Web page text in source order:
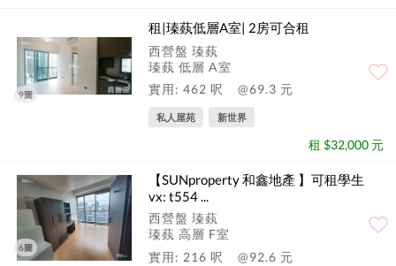
9圖
租|瑧蓺低層A室| 2房可合租
西營盤 瑧蓺
瑧蓺 低層 A室
實用: 462 呎
@69.3 元
私人屋苑 新世界
租 $32,000 元
6圖
【SUNproperty 和鑫地產 】可租學生
vx: t554 ...
西營盤 瑧蓺
瑧蓺 高層 F室
實用: 216 呎
@92.6 元